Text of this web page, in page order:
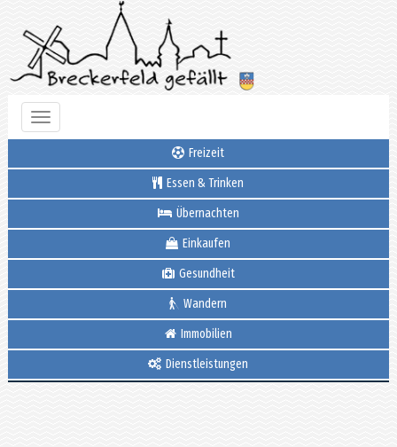
Toggle
navigation
Freizeit
Essen & Trinken
Übernachten
Einkaufen
Gesundheit
Wandern
Immobilien
Dienstleistungen